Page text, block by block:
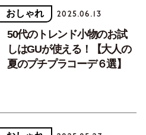
おしゃれ 2025.06.13
50代のトレンド小物のお試
しはGUが使える！【大人の
夏のプチプラコーデ６選】